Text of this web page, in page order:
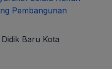
Pembangunan